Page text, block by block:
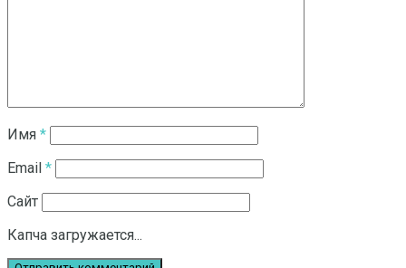
Имя *
Email *
Сайт
Капча загружается...